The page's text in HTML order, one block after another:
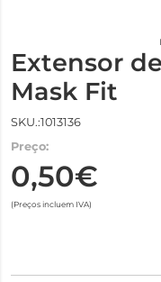
Extensor
Mask Fit
SKU.:1013136
Preço:
0,50€
(Preços incluem IVA)